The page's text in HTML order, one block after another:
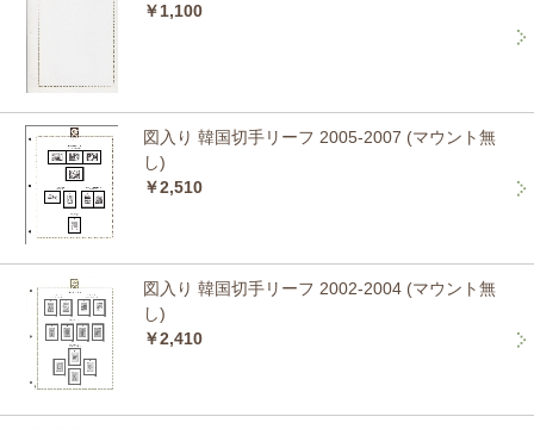
￥1,100
図入り 韓国切手リーフ 2005-2007 (マウント無
し)
￥2,510
図入り 韓国切手リーフ 2002-2004 (マウント無
し)
￥2,410